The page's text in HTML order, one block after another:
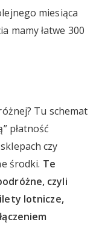
miesiąca
mamy łatwe 300
Tu schemat
płatność
czy
środki. Te
czyli
lotnicze,